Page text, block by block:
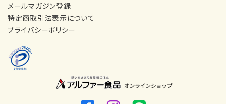
メールマガジン登録
特定商取引法表示について
プライバシーポリシー